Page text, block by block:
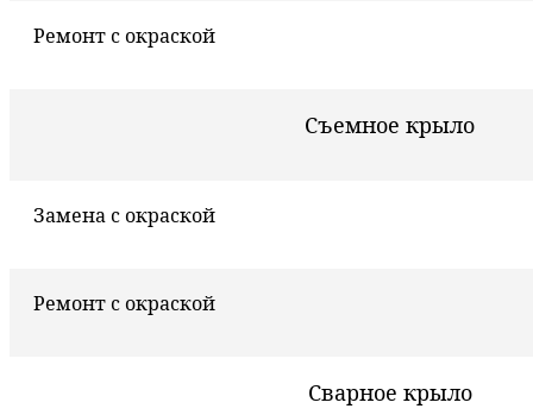
Ремонт с окраской
Съемное крыло
Замена с окраской
Ремонт с окраской
Сварное крыло